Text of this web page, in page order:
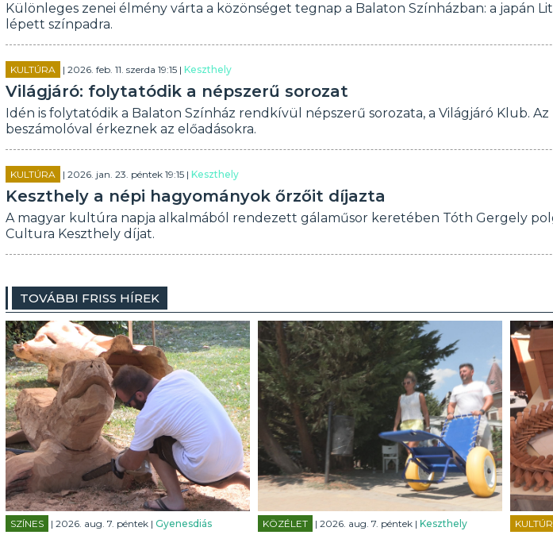
Különleges zenei élmény várta a közönséget tegnap a Balaton Színházban: a japán
lépett színpadra.
KULTÚRA | 2026. feb. 11. szerda 19:15 | Keszthely
Világjáró: folytatódik a népszerű sorozat
Idén is folytatódik a Balaton Színház rendkívül népszerű sorozata, a Világjáró Klub.
beszámolóval érkeznek az előadásokra.
KULTÚRA | 2026. jan. 23. péntek 19:15 | Keszthely
Keszthely a népi hagyományok őrzőit díjazta
A magyar kultúra napja alkalmából rendezett gálaműsor keretében Tóth Gergely
Cultura Keszthely díjat.
TOVÁBBI FRISS HÍREK
SZÍNES | 2026. aug. 7. péntek | Gyenesdiás KÖZÉLET | 2026. aug. 7. péntek | Keszthely